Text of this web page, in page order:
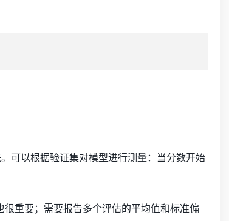
可以根据验证集对模型进行测量：当分数开始
重要；需要报告多个评估的平均值和标准偏